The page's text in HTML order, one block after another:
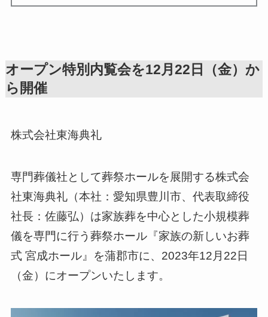
オープン特別内覧会を12月22日（金）か
ら開催
株式会社東海典礼
専門葬儀社として葬祭ホールを展開する株式会
社東海典礼（本社：愛知県豊川市、代表取締役
社長：佐藤弘）は家族葬を中心とした小規模葬
儀を専門に行う葬祭ホール『家族の新しいお葬
式 宮成ホール』を蒲郡市に、2023年12月22日
（金）にオープンいたします。